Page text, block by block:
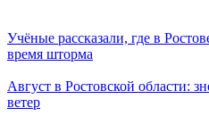
Учёные рассказали, где в
время шторма
Август в Ростовской области:
ветер